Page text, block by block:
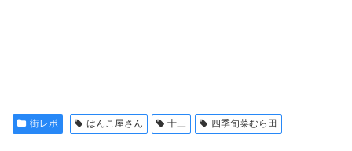
街レポ はんこ屋さん 十三 四季旬菜むら田